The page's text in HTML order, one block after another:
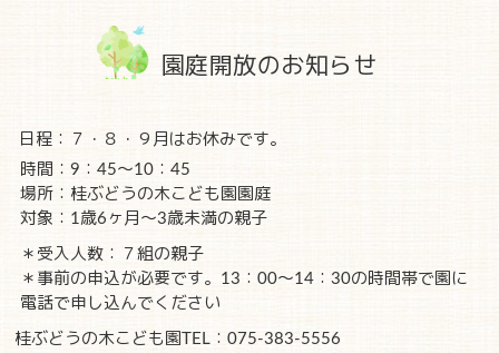
園庭開放のお知らせ
日程：７・８・９月はお休みです。
時間：9：45～10：45
場所：桂ぶどうの木こども園園庭
対象：1歳6ヶ月～3歳未満の親子
＊受入人数：７組の親子
＊事前の申込が必要です。13：00～14：30の時間帯で園に
電話で申し込んでください
桂ぶどうの木こども園TEL：075-383-5556